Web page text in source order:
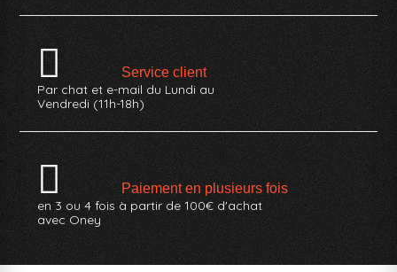
Service client
Par chat et e-mail du Lundi au
Vendredi (11h-18h)
Paiement en plusieurs fois
en 3 ou 4 fois à partir de 100€ d'achat
avec Oney